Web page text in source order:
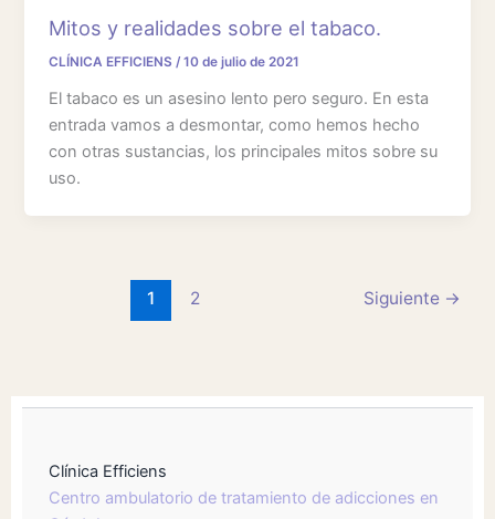
Mitos y realidades sobre el tabaco.
CLÍNICA EFFICIENS/10 de julio de 2021
El tabaco es un asesino lento pero seguro. En esta
entrada vamos a desmontar, como hemos hecho
con otras sustancias, los principales mitos sobre su
uso.
1 2 Siguiente →
Clínica Efficiens
Centro ambulatorio de tratamiento de adicciones en